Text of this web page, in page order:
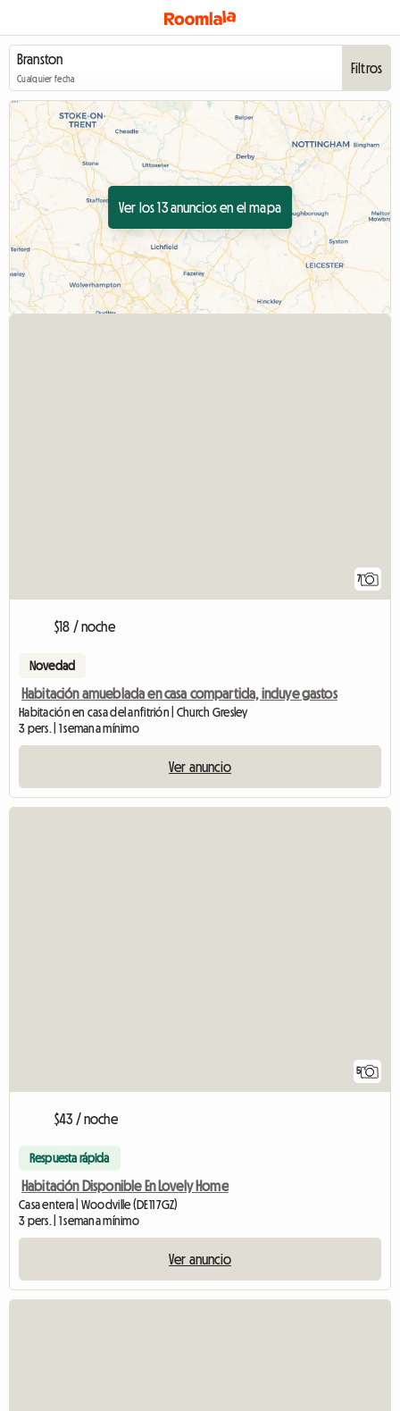
Cualquier fecha
Filtros
Ver los 13 anuncios en el mapa
7
$18 / noche
Novedad
Habitación amueblada en casa compartida, incluye gastos
Habitación en casa del anfitrión | Church Gresley
3 pers. | 1 semana mínimo
Ver anuncio
5
$43 / noche
Respuesta rápida
Habitación Disponible En Lovely Home
Casa entera | Woodville (DE11 7GZ)
3 pers. | 1 semana mínimo
Ver anuncio